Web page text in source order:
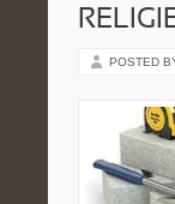
POSTED